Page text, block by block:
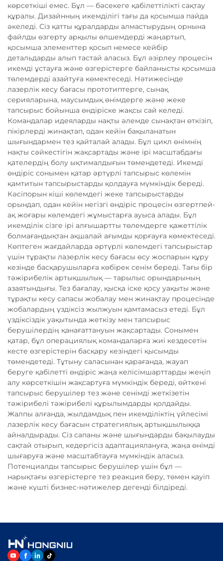
көрсеткіші емес. Бұл — бәсекеге қабілеттілікті сақтау
құралы. Дизайнның икемділігі тағы да қосымша пайда
әкеледі. Сіз қатты құралдарды алмастырудың орнына
файлды өзгерту арқылы өлшемдерді жаңартып,
қосымша элементтер қосып немесе кейбір
детальдарды алып тастай аласыз. Бұл әзірлеу процесін
икемді ұстауға және өзгерістерге байланысты қосымша
төлемдерді азайтуға көмектеседі. Нәтижесінде
лазерлік кесу бағасы прототиптерге, сынақ
серияларына, маусымдық өнімдерге және жеке
тапсырыс бойынша өндіріске жақсы сай келеді.
Командалар идеяларды нақты әлемде сынақтан өткізіп,
пікірлерді жинақтап, одан кейін бақыланатын
шығындармен тез қайталай алады. Бұл цикл өнімнің
нақты сәйкестігін жақсартады және ірі масштабдағы
қателердің болу ықтималдығын төмендетеді. Икемді
өндіріс сонымен қатар әртүрлі тапсырыс көлемін
қамтитын тапсырыстарды қолдауға мүмкіндік береді.
Кәсіпорын кіші көлемдегі жеке тапсырыстарды
орындап, одан кейін негізгі өндіріс процесін өзгертпей-
ақ жоғары көлемдегі жұмыстарға ауыса алады. Бұл
икемділік сізге ірі алғышартты төлемдерге қажеттілік
болмағандықтан ақшалай ағымды қорғауға көмектеседі.
Көптеген жағдайларда әртүрлі көлемдегі тапсырыстар
үшін тұрақты лазерлік кесу бағасы өсу жоспарын құру
кезінде басқарушыларға көбірек сенім береді. Тағы бір
тәжірибелік артықшылық — тарылыс орындарының
азаятындығы. Тез бағалау, қысқа іске қосу уақыты және
тұрақты кесу сапасы жобалау мен жинақтау процесінде
жобалардың үздіксіз жылжуын қамтамасыз етеді. Бұл
үздіксіздік уақытында жеткізу мен тапсырыс
берушілердің қанағаттануын жақсартады. Сонымен
қатар, бұл операциялық командаларға жиі кездесетін
кесте өзгерістерін басқару кезіндегі қысымды
төмендетеді. Тұтыну саласынан қарағанда, жауап
беруге қабілетті өндіріс жаңа келісімшарттарды жеңіп
алу көрсеткішін жақсартуға мүмкіндік береді, өйткені
тапсырыс берушілер тез және сенімді жеткізетін
тәжірибелі тәжірибелі құрылымдарды қолдайды.
Жалпы алғанда, жылдамдық пен икемділіктің үйлесімі
лазерлік кесу бағасын стратегиялық артықшылыққа
айналдырады. Сіз сапаны және шығындарды бақылауды
сақтай отырып, кедергісіз адаптациялануға, жаңа өнімді
шығаруға және масштабтауға мүмкіндік аласыз.
Потенциалды тапсырыс берушілер үшін бұл —
нарықтағы өзгерістерге тез реакция беру, төмен қауіп
және күшті бизнес-нәтижелер дегенді білдіреді.